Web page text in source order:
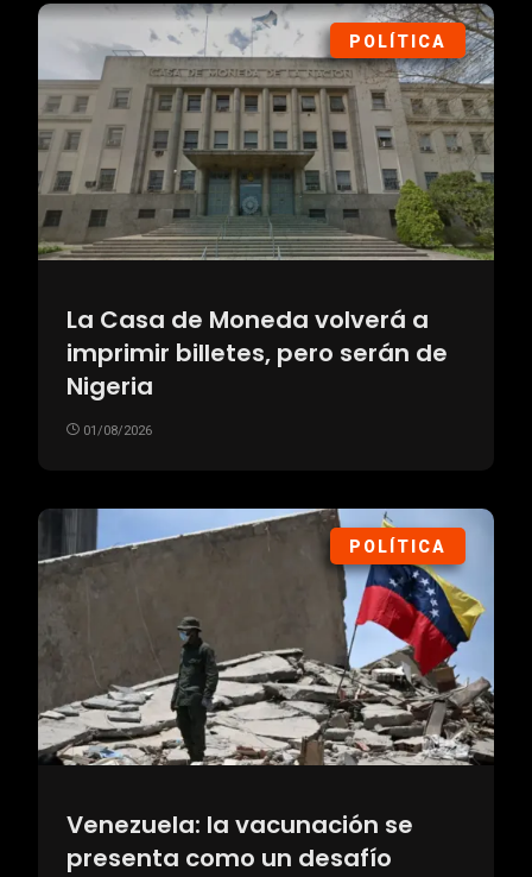
POLÍTICA
La Casa de Moneda volverá a
imprimir billetes, pero serán de
Nigeria
01/08/2026
POLÍTICA
Venezuela: la vacunación se
presenta como un desafío